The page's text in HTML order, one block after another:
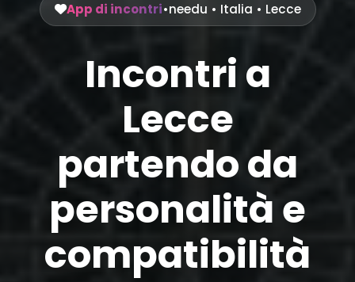
App di incontri•needu • Italia • Lecce
Incontri a
Lecce
partendo da
personalità e
compatibilità